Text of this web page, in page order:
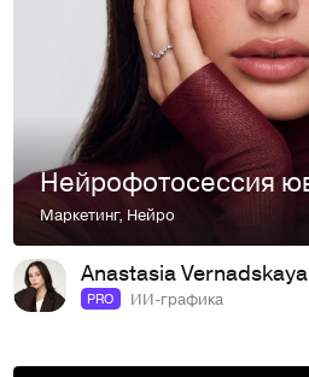
Маркетинг, Нейро
Anastasia Vernadskaya
PRO ИИ-графика